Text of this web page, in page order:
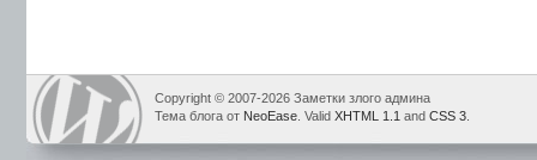
Copyright © 2007-2026 Заметки злого админа
Тема блога от NeoEase . Valid XHTML 1.1 and CSS 3